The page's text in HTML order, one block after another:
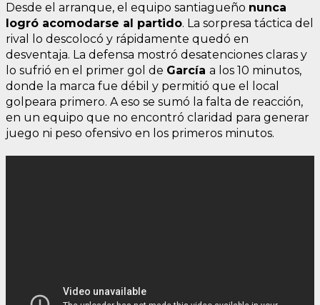
Desde el arranque, el equipo santiagueño nunca
logró acomodarse al partido. La sorpresa táctica del
rival lo descolocó y rápidamente quedó en
desventaja. La defensa mostró desatenciones claras y
lo sufrió en el primer gol de García a los 10 minutos,
donde la marca fue débil y permitió que el local
golpeara primero. A eso se sumó la falta de reacción,
en un equipo que no encontró claridad para generar
juego ni peso ofensivo en los primeros minutos.